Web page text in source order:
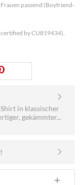
passend (Boyfriend-
by CU819434),
in klassischer
gekämmter...